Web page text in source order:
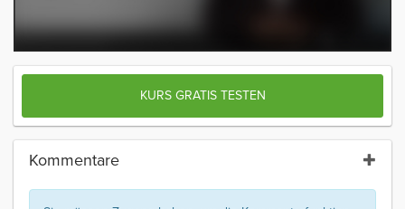
KURS GRATIS TESTEN
Kommentare